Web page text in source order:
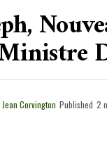
Jean Corvington Published 2